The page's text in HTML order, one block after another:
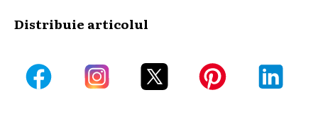
Distribuie articolul